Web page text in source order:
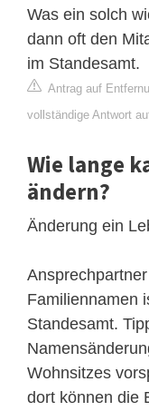
Was ein solch
dann oft den
im Standesamt.
Antrag auf
vollständige Antwort
Wie lange
ändern?
Änderung ein
Familiennamen
Standesamt.
Wohnsitzes
dort können die